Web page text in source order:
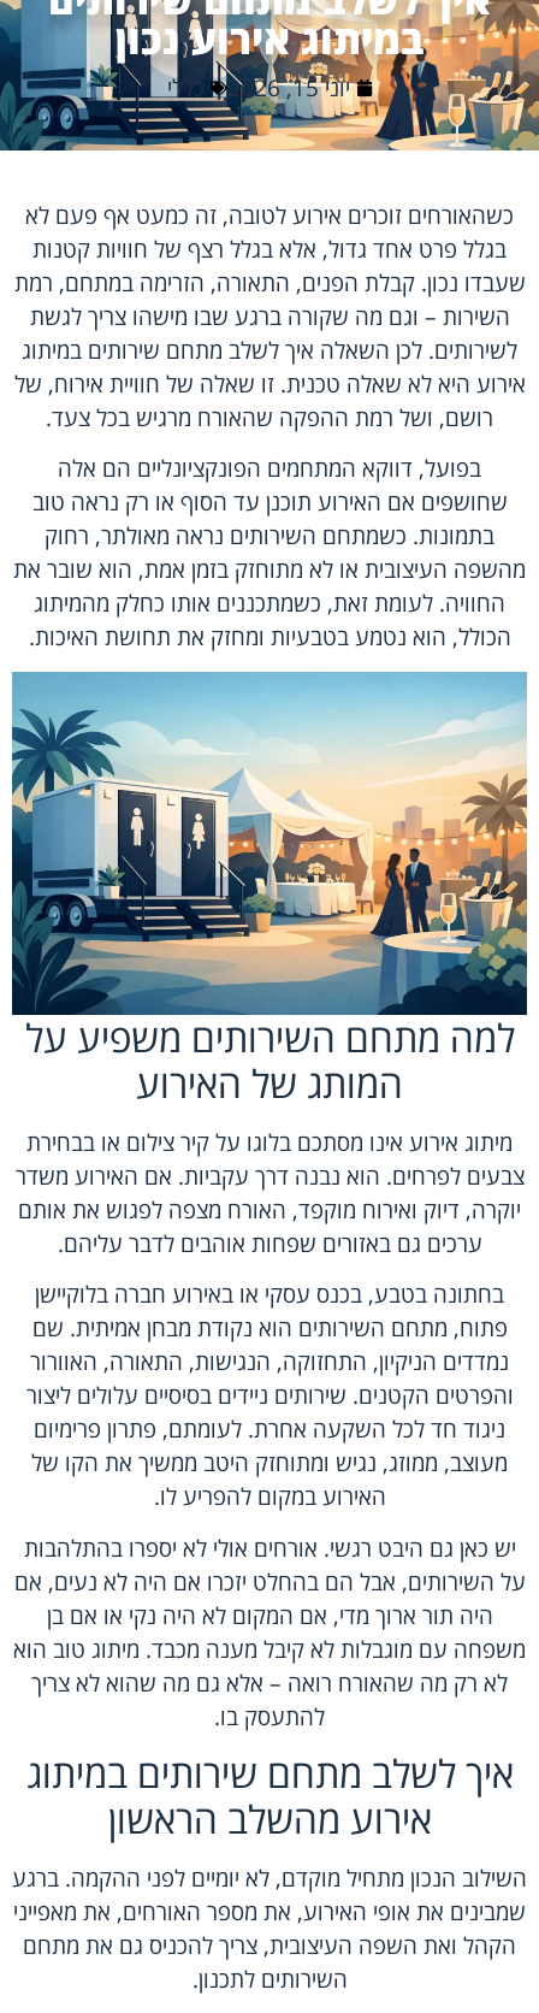
במיתוג אירוע נכון
יוני 15, 2026 כללי
כשהאורחים זוכרים אירוע לטובה, זה כמעט אף פעם לא
בגלל פרט אחד גדול, אלא בגלל רצף של חוויות קטנות
שעבדו נכון. קבלת הפנים, התאורה, הזרימה במתחם, רמת
השירות – וגם מה שקורה ברגע שבו מישהו צריך לגשת
לשירותים. לכן השאלה איך לשלב מתחם שירותים במיתוג
אירוע היא לא שאלה טכנית. זו שאלה של חוויית אירוח, של
רושם, ושל רמת ההפקה שהאורח מרגיש בכל צעד.
בפועל, דווקא המתחמים הפונקציונליים הם אלה
שחושפים אם האירוע תוכנן עד הסוף או רק נראה טוב
בתמונות. כשמתחם השירותים נראה מאולתר, רחוק
מהשפה העיצובית או לא מתוחזק בזמן אמת, הוא שובר את
החוויה. לעומת זאת, כשמתכננים אותו כחלק מהמיתוג
הכולל, הוא נטמע בטבעיות ומחזק את תחושת האיכות.
למה מתחם השירותים משפיע על
המותג של האירוע
מיתוג אירוע אינו מסתכם בלוגו על קיר צילום או בבחירת
צבעים לפרחים. הוא נבנה דרך עקביות. אם האירוע משדר
יוקרה, דיוק ואירוח מוקפד, האורח מצפה לפגוש את אותם
ערכים גם באזורים שפחות אוהבים לדבר עליהם.
בחתונה בטבע, בכנס עסקי או באירוע חברה בלוקיישן
פתוח, מתחם השירותים הוא נקודת מבחן אמיתית. שם
נמדדים הניקיון, התחזוקה, הנגישות, התאורה, האוורור
והפרטים הקטנים. שירותים ניידים בסיסיים עלולים ליצור
ניגוד חד לכל השקעה אחרת. לעומתם, פתרון פרימיום
מעוצב, ממוזג, נגיש ומתוחזק היטב ממשיך את הקו של
האירוע במקום להפריע לו.
יש כאן גם היבט רגשי. אורחים אולי לא יספרו בהתלהבות
על השירותים, אבל הם בהחלט יזכרו אם היה לא נעים, אם
היה תור ארוך מדי, אם המקום לא היה נקי או אם בן
משפחה עם מוגבלות לא קיבל מענה מכבד. מיתוג טוב הוא
לא רק מה שהאורח רואה – אלא גם מה שהוא לא צריך
להתעסק בו.
איך לשלב מתחם שירותים במיתוג
אירוע מהשלב הראשון
השילוב הנכון מתחיל מוקדם, לא יומיים לפני ההקמה. ברגע
שמבינים את אופי האירוע, את מספר האורחים, את מאפייני
הקהל ואת השפה העיצובית, צריך להכניס גם את מתחם
השירותים לתכנון.